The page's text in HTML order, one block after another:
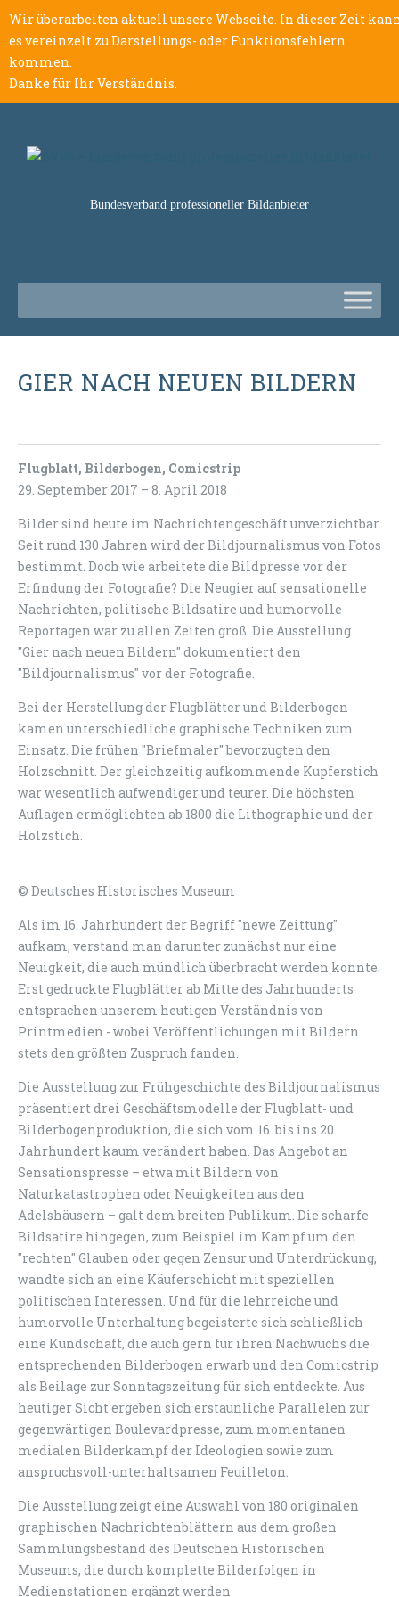
Wir überarbeiten aktuell unsere Webseite. In dieser Zeit
es vereinzelt zu Darstellungs- oder Funktionsfehlern
kommen.
Danke für Ihr Verständnis.
Bundesverband professioneller Bildanbieter
GIER NACH NEUEN BILDERN
Flugblatt, Bilderbogen, Comicstrip
29. September 2017 – 8. April 2018
Bilder sind heute im Nachrichtengeschäft unverzichtbar.
Seit rund 130 Jahren wird der Bildjournalismus von Fotos
bestimmt. Doch wie arbeitete die Bildpresse vor der
Erfindung der Fotografie? Die Neugier auf sensationelle
Nachrichten, politische Bildsatire und humorvolle
Reportagen war zu allen Zeiten groß. Die Ausstellung
"Gier nach neuen Bildern" dokumentiert den
"Bildjournalismus" vor der Fotografie.
Bei der Herstellung der Flugblätter und Bilderbogen
kamen unterschiedliche graphische Techniken zum
Einsatz. Die frühen "Briefmaler" bevorzugten den
Holzschnitt. Der gleichzeitig aufkommende Kupferstich
war wesentlich aufwendiger und teurer. Die höchsten
Auflagen ermöglichten ab 1800 die Lithographie und der
Holzstich.
© Deutsches Historisches Museum
Als im 16. Jahrhundert der Begriff "newe Zeittung"
aufkam, verstand man darunter zunächst nur eine
Neuigkeit, die auch mündlich überbracht werden konnte.
Erst gedruckte Flugblätter ab Mitte des Jahrhunderts
entsprachen unserem heutigen Verständnis von
Printmedien - wobei Veröffentlichungen mit Bildern
stets den größten Zuspruch fanden.
Die Ausstellung zur Frühgeschichte des Bildjournalismus
präsentiert drei Geschäftsmodelle der Flugblatt- und
Bilderbogenproduktion, die sich vom 16. bis ins 20.
Jahrhundert kaum verändert haben. Das Angebot an
Sensationspresse – etwa mit Bildern von
Naturkatastrophen oder Neuigkeiten aus den
Adelshäusern – galt dem breiten Publikum. Die scharfe
Bildsatire hingegen, zum Beispiel im Kampf um den
"rechten" Glauben oder gegen Zensur und Unterdrückung,
wandte sich an eine Käuferschicht mit speziellen
politischen Interessen. Und für die lehrreiche und
humorvolle Unterhaltung begeisterte sich schließlich
eine Kundschaft, die auch gern für ihren Nachwuchs die
entsprechenden Bilderbogen erwarb und den Comicstrip
als Beilage zur Sonntagszeitung für sich entdeckte. Aus
heutiger Sicht ergeben sich erstaunliche Parallelen zur
gegenwärtigen Boulevardpresse, zum momentanen
medialen Bilderkampf der Ideologien sowie zum
anspruchsvoll-unterhaltsamen Feuilleton.
Die Ausstellung zeigt eine Auswahl von 180 originalen
graphischen Nachrichtenblättern aus dem großen
Sammlungsbestand des Deutschen Historischen
Museums, die durch komplette Bilderfolgen in
Medienstationen ergänzt werden